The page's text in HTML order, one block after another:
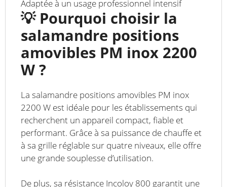
Adaptée à un usage professionnel intensif
💡 Pourquoi choisir la
salamandre positions
amovibles PM inox 2200
W ?
La salamandre positions amovibles PM inox
2200 W est idéale pour les établissements qui
recherchent un appareil compact, fiable et
performant. Grâce à sa puissance de chauffe et
à sa grille réglable sur quatre niveaux, elle offre
une grande souplesse d’utilisation.
De plus, sa résistance Incoloy 800 garantit une